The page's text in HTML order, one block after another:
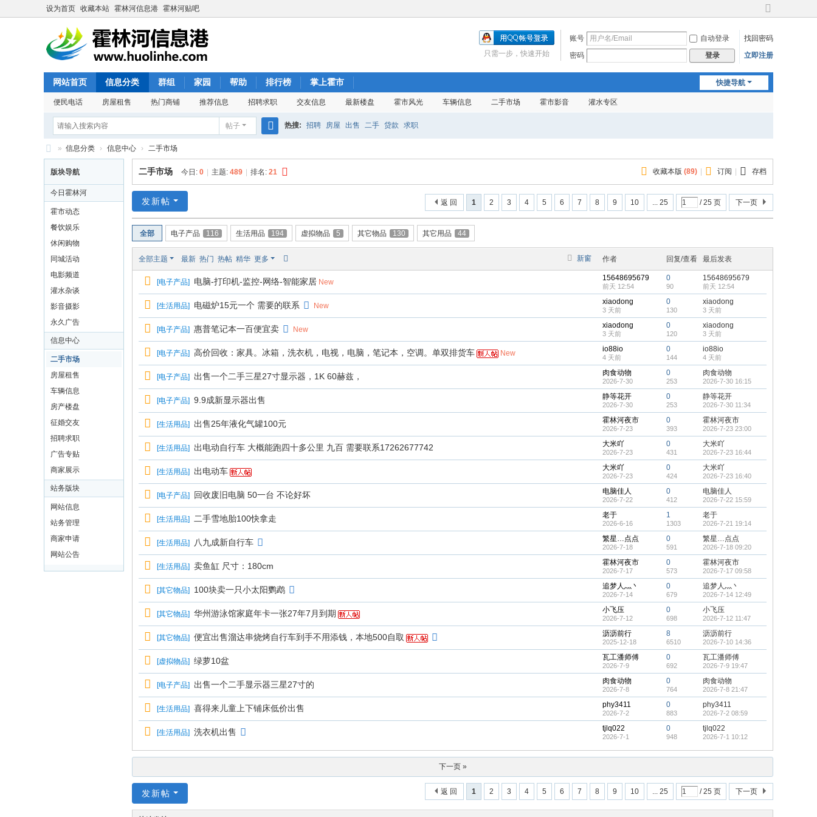
设为首页 收藏本站 霍林河信息港 霍林河贴吧
切
到
宽
账号 自动登录
找回密码
密码
登录 立即注册
只需一步，快速开始
快捷导航
网站首页 信息分类 群组 家园 帮助 排行榜 掌上霍市
便民电话 房屋租售 热门商铺 推荐信息 招聘求职 交友信息 最新楼盘 霍市风光 车辆信息 二手市场 霍市影音 灌水专区
帖子
索
热搜: 招聘 房屋 出售 二手 贷款 求职
霍
林
河
港
» 信息分类 › 信息中心 › 二手市场
版块导航
今日霍林河
霍市动态
餐饮娱乐
休闲购物
同城活动
电影频道
灌水杂谈
影音摄影
永久广告
信息中心
二手市场
房屋租售
车辆信息
房产楼盘
征婚交友
招聘求职
广告专贴
商家展示
站务版块
网站信息
站务管理
商家申请
网站公告
收藏本版 (89) 订阅 存档
二手市场 今日: 0 主题: 489 排名: 21
1 2 3 4 5 6 7 8 9 10 ... 25 / 25 页 下一页
返 回
发新帖
全部 电子产品 116 生活用品 194 虚拟物品 5 其它物品 130 其它用品 44
新窗
全部主题 最新 热门 热帖 精华 更多 作者 回复/查看 最后发表
[电子产品] 电脑-打印机-监控-网络-智能家居 New 15648695679
前天 12:54
0
90
15648695679
前天 12:54
[生活用品] 电磁炉15元一个 需要的联系 New xiaodong
3 天前
0
130
xiaodong
3 天前
[电子产品] 惠普笔记本一百便宜卖 New xiaodong
3 天前
0
120
xiaodong
3 天前
[电子产品] 高价回收：家具。冰箱，洗衣机，电视，电脑，笔记本，空调。单双排货车 New io88io
4 天前
0
144
io88io
4 天前
[电子产品] 出售一个二手三星27寸显示器，1K 60赫兹， 肉食动物
2026-7-30
0
253
肉食动物
2026-7-30 16:15
[电子产品] 9.9成新显示器出售 静等花开
2026-7-30
0
253
静等花开
2026-7-30 11:34
[生活用品] 出售25年液化气罐100元 霍林河夜市
2026-7-23
0
393
霍林河夜市
2026-7-23 23:00
[生活用品] 出电动自行车 大概能跑四十多公里 九百 需要联系17262677742 大米吖
2026-7-23
0
431
大米吖
2026-7-23 16:44
[生活用品] 出电动车 大米吖
2026-7-23
0
424
大米吖
2026-7-23 16:40
[电子产品] 回收废旧电脑 50一台 不论好坏 电脑佳人
2026-7-22
0
412
电脑佳人
2026-7-22 15:59
[生活用品] 二手雪地胎100快拿走 老于
2026-6-16
1
1303
老于
2026-7-21 19:14
[生活用品] 八九成新自行车 繁星…点点
2026-7-18
0
591
繁星…点点
2026-7-18 09:20
[生活用品] 卖鱼缸 尺寸：180cm 霍林河夜市
2026-7-17
0
573
霍林河夜市
2026-7-17 09:58
[其它物品] 100块卖一只小太阳鹦鹉 追梦人灬丶
2026-7-14
0
679
追梦人灬丶
2026-7-14 12:49
[其它物品] 华州游泳馆家庭年卡一张27年7月到期 小飞压
2026-7-12
0
698
小飞压
2026-7-12 11:47
[其它物品] 便宜出售溜达串烧烤自行车到手不用添钱，本地500自取 沥沥前行
2025-12-18
8
6510
沥沥前行
2026-7-10 14:36
[虚拟物品] 绿萝10盆 瓦工潘师傅
2026-7-9
0
692
瓦工潘师傅
2026-7-9 19:47
[电子产品] 出售一个二手显示器三星27寸的 肉食动物
2026-7-8
0
764
肉食动物
2026-7-8 21:47
[生活用品] 喜得来儿童上下铺床低价出售 phy3411
2026-7-2
0
883
phy3411
2026-7-2 08:59
[生活用品] 洗衣机出售 tjlq022
2026-7-1
0
948
tjlq022
2026-7-1 10:12
下一页 »
1 2 3 4 5 6 7 8 9 10 ... 25 / 25 页 下一页
返 回
发新帖